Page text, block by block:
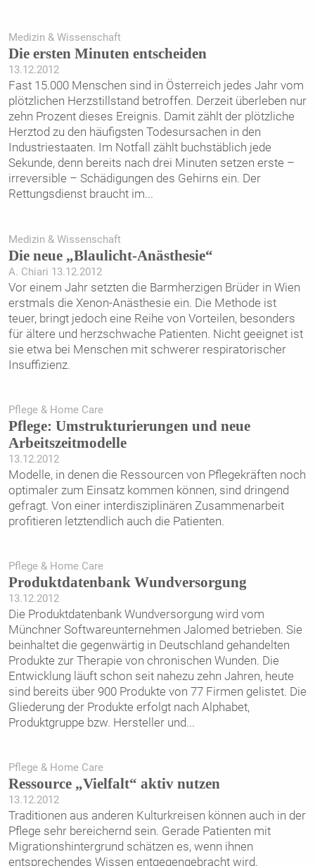
Medizin & Wissenschaft
Die ersten Minuten entscheiden
13.12.2012
Fast 15.000 Menschen sind in Österreich jedes Jahr vom
plötzlichen Herzstillstand betroffen. Derzeit überleben nur
zehn Prozent dieses Ereignis. Damit zählt der plötzliche
Herztod zu den häufigsten Todesursachen in den
Industriestaaten. Im Notfall zählt buchstäblich jede
Sekunde, denn bereits nach drei Minuten setzen erste –
irreversible – Schädigungen des Gehirns ein. Der
Rettungsdienst braucht im...
Medizin & Wissenschaft
Die neue „Blaulicht-Anästhesie“
A. Chiari 13.12.2012
Vor einem Jahr setzten die Barmherzigen Brüder in Wien
erstmals die Xenon-Anästhesie ein. Die Methode ist
teuer, bringt jedoch eine Reihe von Vorteilen, besonders
für ältere und herzschwache Patienten. Nicht geeignet ist
sie etwa bei Menschen mit schwerer respiratorischer
Insuffizienz.
Pflege & Home Care
Pflege: Umstrukturierungen und neue
Arbeitszeitmodelle
13.12.2012
Modelle, in denen die Ressourcen von Pflegekräften noch
optimaler zum Einsatz kommen können, sind dringend
gefragt. Von einer interdisziplinären Zusammenarbeit
profitieren letztendlich auch die Patienten.
Pflege & Home Care
Produktdatenbank Wundversorgung
13.12.2012
Die Produktdatenbank Wundversorgung wird vom
Münchner Softwareunternehmen Jalomed betrieben. Sie
beinhaltet die gegenwärtig in Deutschland gehandelten
Produkte zur Therapie von chronischen Wunden. Die
Entwicklung läuft schon seit nahezu zehn Jahren, heute
sind bereits über 900 Produkte von 77 Firmen gelistet. Die
Gliederung der Produkte erfolgt nach Alphabet,
Produktgruppe bzw. Hersteller und...
Pflege & Home Care
Ressource „Vielfalt“ aktiv nutzen
13.12.2012
Traditionen aus anderen Kulturkreisen können auch in der
Pflege sehr bereichernd sein. Gerade Patienten mit
Migrationshintergrund schätzen es, wenn ihnen
entsprechendes Wissen entgegengebracht wird.